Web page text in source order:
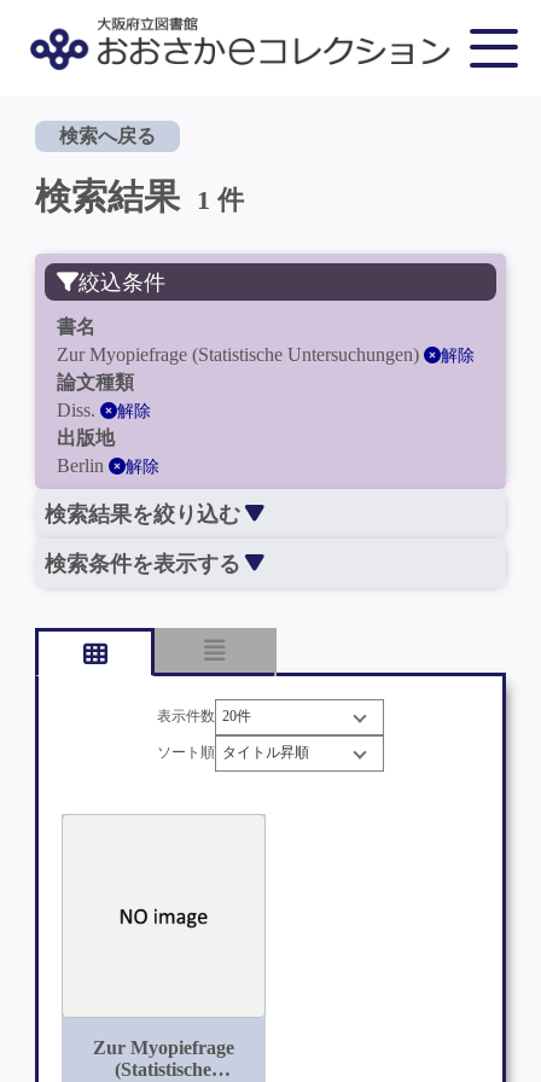
検索へ戻る
検索結果 1 件
絞込条件
書名
Zur Myopiefrage (Statistische Untersuchungen)
解除
論文種類
Diss.
解除
出版地
Berlin
解除
検索結果を絞り込む
検索条件を表示する
表示件数
ソート順
Zur Myopiefrage
(Statistische